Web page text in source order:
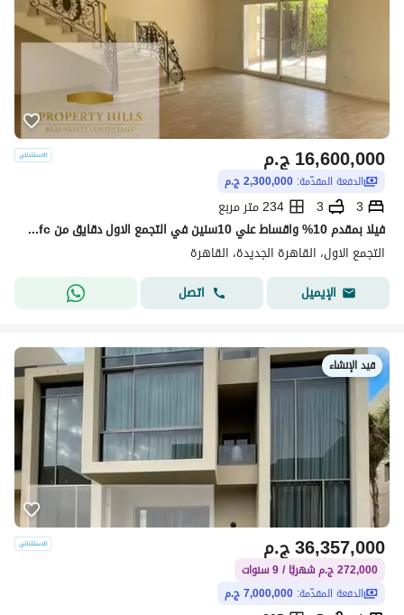
ج.م16,600,000
الدفعة المقدّمة: 2,300,000 ج.م
3
3
234 متر مربع
فيلا بمقدم 10% واقساط علي 10سنين في التجمع الاول دقايق من cfc من مطور معروف
التجمع الاول، القاهرة الجديدة، القاهرة
الإيميل
اتصل
قيد الإنشاء
ج.م36,357,000
272,000 ج.م شهريًا / 9 سنوات
الدفعة المقدّمة: 7,000,000 ج.م